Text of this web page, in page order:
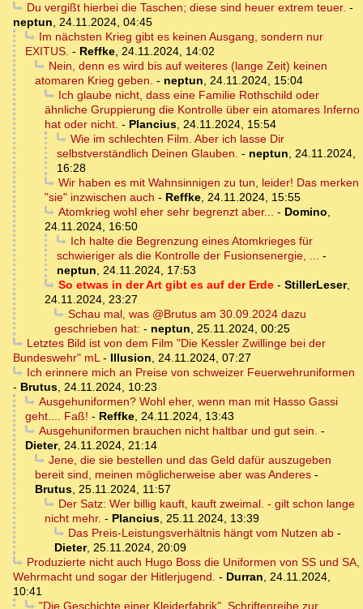
Du vergißt hierbei die Taschen; diese sind heuer extrem teuer. -
neptun, 24.11.2024, 04:45
Im nächsten Krieg gibt es keinen Ausgang, sondern nur
EXITUS. - Reffke, 24.11.2024, 14:02
Nein, denn es wird bis auf weiteres (lange Zeit) keinen
atomaren Krieg geben. - neptun, 24.11.2024, 15:04
Ich glaube nicht, dass eine Familie Rothschild oder
ähnliche Gruppierung die Kontrolle über ein atomares Inferno
hat oder nicht. - Plancius, 24.11.2024, 15:54
Wie im schlechten Film. Aber ich lasse Dir
selbstverständlich Deinen Glauben. - neptun, 24.11.2024,
16:28
Wir haben es mit Wahnsinnigen zu tun, leider! Das merken
"sie" inzwischen auch - Reffke, 24.11.2024, 15:55
Atomkrieg wohl eher sehr begrenzt aber... - Domino,
24.11.2024, 16:50
Ich halte die Begrenzung eines Atomkrieges für
schwieriger als die Kontrolle der Fusionsenergie, ... -
neptun, 24.11.2024, 17:53
So etwas in der Art gibt es auf der Erde- StillerLeser,
24.11.2024, 23:27
Schau mal, was @Brutus am 30.09.2024 dazu
geschrieben hat: - neptun, 25.11.2024, 00:25
Letztes Bild ist von dem Film "Die Kessler Zwillinge bei der
Bundeswehr" mL- Illusion, 24.11.2024, 07:27
Ich erinnere mich an Preise von schweizer Feuerwehruniformen
- Brutus, 24.11.2024, 10:23
Ausgehuniformen? Wohl eher, wenn man mit Hasso Gassi
geht.... Faß! - Reffke, 24.11.2024, 13:43
Ausgehuniformen brauchen nicht haltbar und gut sein. -
Dieter, 24.11.2024, 21:14
Jene, die sie bestellen und das Geld dafür auszugeben
bereit sind, meinen möglicherweise aber was Anderes -
Brutus, 25.11.2024, 11:57
Der Satz: Wer billig kauft, kauft zweimal. - gilt schon lange
nicht mehr. - Plancius, 25.11.2024, 13:39
Das Preis-Leistungsverhältnis hängt vom Nutzen ab-
Dieter, 25.11.2024, 20:09
Produzierte nicht auch Hugo Boss die Uniformen von SS und SA,
Wehrmacht und sogar der Hitlerjugend. - Durran, 24.11.2024,
10:41
"Die Geschichte einer Kleiderfabrik", Schriftenreihe zur